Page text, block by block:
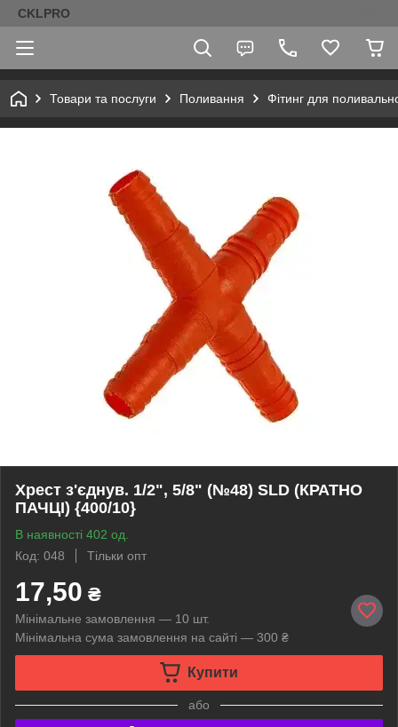
CKLPRO
Товари та послуги Поливання Фітинг для
Хрест з'єднув. 1/2", 5/8" (№48) SLD (КРАТНО
ПАЧЦІ) {400/10}
В наявності 402 од.
Код: 048
Тільки опт
17,50 ₴
Мінімальне замовлення — 10 шт.
Мінімальна сума замовлення на сайті — 300 ₴
Купити
або